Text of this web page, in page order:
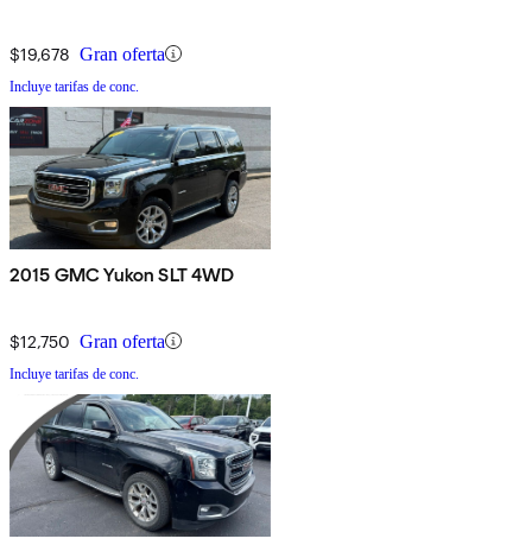
$19,678 Gran oferta
Incluye tarifas de conc.
2015 GMC Yukon SLT 4WD
$12,750 Gran oferta
Incluye tarifas de conc.